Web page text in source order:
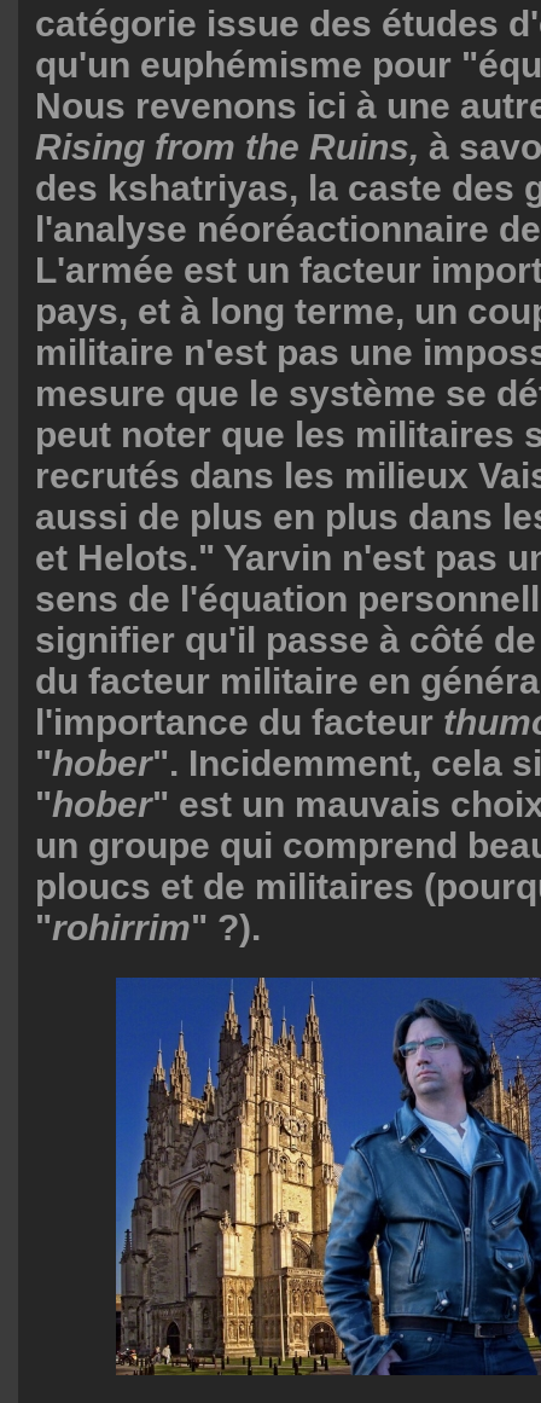
catégorie issue des études
qu'un euphémisme pour
Nous revenons ici à une
Rising from the Ruins, à
des kshatriyas, la caste des
l'analyse néoréactionnaire
L'armée est un facteur
pays, et à long terme, un
militaire n'est pas une
mesure que le système se
peut noter que les militaires
recrutés dans les milieux
aussi de plus en plus dans
et Helots." Yarvin n'est pas
sens de l'équation
signifier qu'il passe à côté
du facteur militaire en
l'importance du facteur
"hober". Incidemment, cela
"hober" est un mauvais
un groupe qui comprend
ploucs et de militaires
"rohirrim" ?).